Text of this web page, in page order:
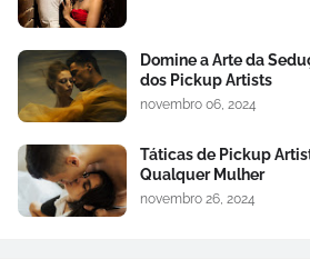
Domine a Arte da
dos Pickup Artists
novembro 06, 2024
Táticas de Pickup
Qualquer Mulher
novembro 26, 2024